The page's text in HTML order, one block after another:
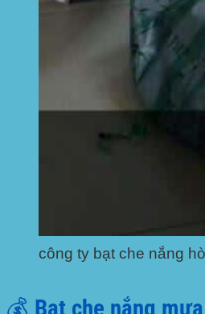
công ty bạt che nắng
💰 Bạt che nắng